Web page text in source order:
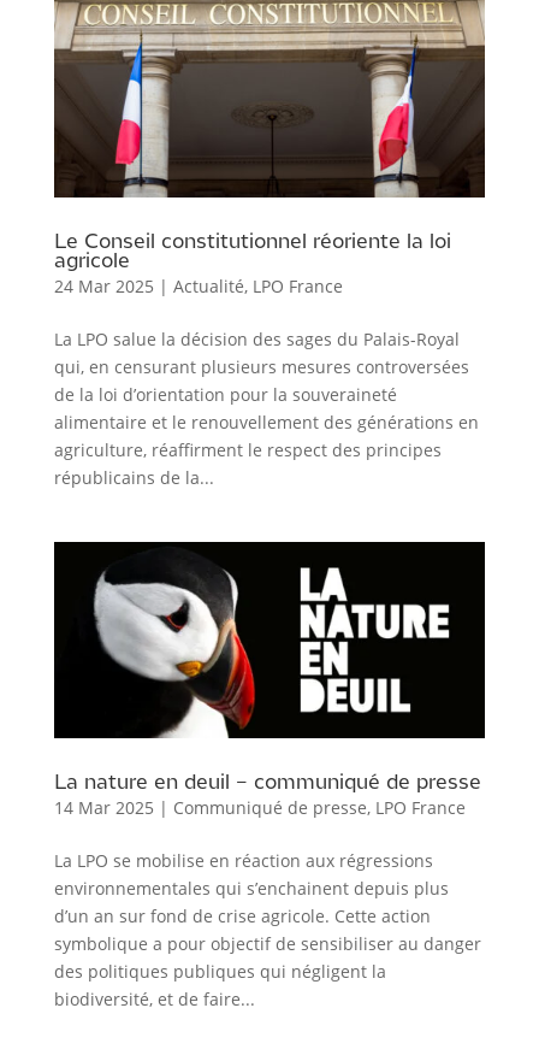
Le Conseil constitutionnel réoriente la loi
agricole
24 Mar 2025 | Actualité, LPO France
La LPO salue la décision des sages du Palais-Royal
qui, en censurant plusieurs mesures controversées
de la loi d’orientation pour la souveraineté
alimentaire et le renouvellement des générations en
agriculture, réaffirment le respect des principes
républicains de la...
La nature en deuil – communiqué de presse
14 Mar 2025 | Communiqué de presse, LPO France
La LPO se mobilise en réaction aux régressions
environnementales qui s’enchainent depuis plus
d’un an sur fond de crise agricole. Cette action
symbolique a pour objectif de sensibiliser au danger
des politiques publiques qui négligent la
biodiversité, et de faire...